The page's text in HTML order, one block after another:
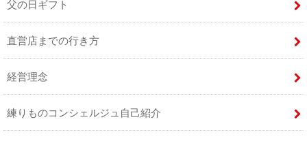
父の日ギフト
直営店までの行き方
経営理念
練りものコンシェルジュ自己紹介